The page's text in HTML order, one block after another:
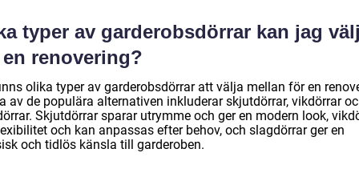
typer av garderobsdörrar kan jag
renovering?
olika typer av garderobsdörrar att välja mellan för en
av de populära alternativen inkluderar skjutdörrar, vikdörrar
Skjutdörrar sparar utrymme och ger en modern look,
och kan anpassas efter behov, och slagdörrar ger en
och tidlös känsla till garderoben.